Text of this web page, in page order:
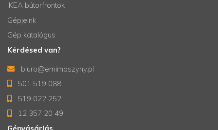
IKEA bútorfrontok
Gépjeink
Gép katalógus
Kérdésed van?
biuro@emimaszyny.pl
501 519 088
519 022 252
12 357 20 49
Gépvásárlás